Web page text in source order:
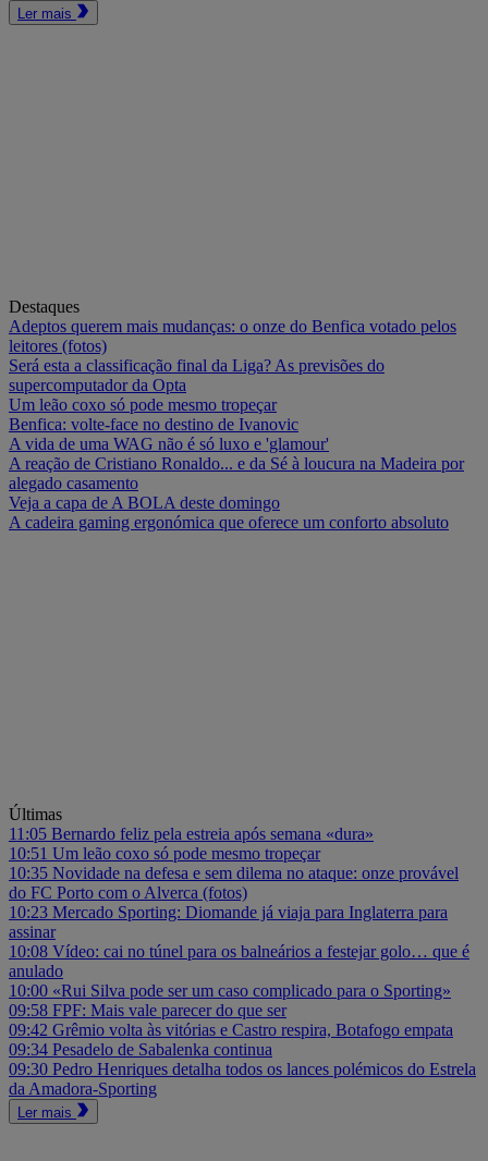
Ler mais
Destaques
Adeptos querem mais mudanças: o onze do Benfica votado pelos
leitores (fotos)
Será esta a classificação final da Liga? As previsões do
supercomputador da Opta
Um leão coxo só pode mesmo tropeçar
Benfica: volte-face no destino de Ivanovic
A vida de uma WAG não é só luxo e 'glamour'
A reação de Cristiano Ronaldo... e da Sé à loucura na Madeira por
alegado casamento
Veja a capa de A BOLA deste domingo
A cadeira gaming ergonómica que oferece um conforto absoluto
Últimas
11:05 Bernardo feliz pela estreia após semana «dura»
10:51 Um leão coxo só pode mesmo tropeçar
10:35 Novidade na defesa e sem dilema no ataque: onze provável
do FC Porto com o Alverca (fotos)
10:23 Mercado Sporting: Diomande já viaja para Inglaterra para
assinar
10:08 Vídeo: cai no túnel para os balneários a festejar golo… que é
anulado
10:00 «Rui Silva pode ser um caso complicado para o Sporting»
09:58 FPF: Mais vale parecer do que ser
09:42 Grêmio volta às vitórias e Castro respira, Botafogo empata
09:34 Pesadelo de Sabalenka continua
09:30 Pedro Henriques detalha todos os lances polémicos do Estrela
da Amadora-Sporting
Ler mais